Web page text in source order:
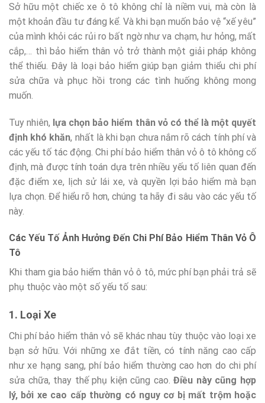
Sở hữu một chiếc xe ô tô không chỉ là niềm vui, mà còn là
một khoản đầu tư đáng kể. Và khi bạn muốn bảo vệ “xế yêu”
của mình khỏi các rủi ro bất ngờ như va chạm, hư hỏng, mất
cắp,… thì bảo hiểm thân vỏ trở thành một giải pháp không
thể thiếu. Đây là loại bảo hiểm giúp bạn giảm thiểu chi phí
sửa chữa và phục hồi trong các tình huống không mong
muốn.
Tuy nhiên, lựa chọn bảo hiểm thân vỏ có thể là một quyết
định khó khăn, nhất là khi bạn chưa nắm rõ cách tính phí và
các yếu tố tác động. Chi phí bảo hiểm thân vỏ ô tô không cố
định, mà được tính toán dựa trên nhiều yếu tố liên quan đến
đặc điểm xe, lịch sử lái xe, và quyền lợi bảo hiểm mà bạn
lựa chọn. Để hiểu rõ hơn, chúng ta hãy đi sâu vào các yếu tố
này.
Các Yếu Tố Ảnh Hưởng Đến Chi Phí Bảo Hiểm Thân Vỏ Ô
Tô
Khi tham gia bảo hiểm thân vỏ ô tô, mức phí bạn phải trả sẽ
phụ thuộc vào một số yếu tố sau:
1. Loại Xe
Chi phí bảo hiểm thân vỏ sẽ khác nhau tùy thuộc vào loại xe
bạn sở hữu. Với những xe đắt tiền, có tính năng cao cấp
như xe hạng sang, phí bảo hiểm thường cao hơn do chi phí
sửa chữa, thay thế phụ kiện cũng cao.Điều này cũng hợp
lý, bởi xe cao cấp thường có nguy cơ bị mất trộm hoặc